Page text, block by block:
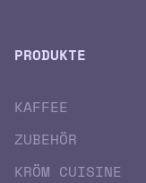
PRODUKTE
KAFFEE
ZUBEHÖR
KRÖM CUISINE